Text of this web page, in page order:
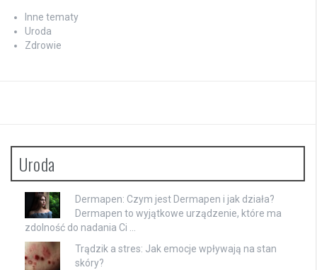
Inne tematy
Uroda
Zdrowie
Uroda
Dermapen: Czym jest Dermapen i jak działa?
Dermapen to wyjątkowe urządzenie, które ma
zdolność do nadania Ci …
Trądzik a stres: Jak emocje wpływają na stan
skóry?